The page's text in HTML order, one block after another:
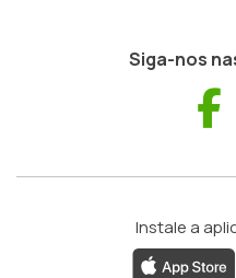
Siga-nos
Instale a